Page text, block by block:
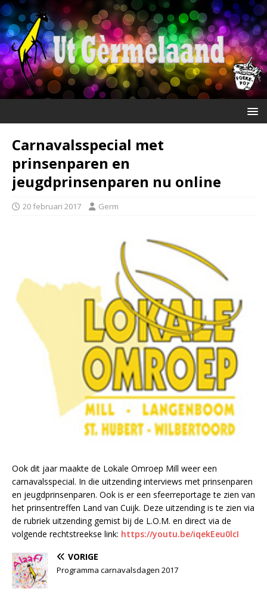
Carnavalsspecial met
prinsenparen en
jeugdprinsenparen nu online
20 februari 2017 Germ
Ook dit jaar maakte de Lokale Omroep Mill weer een
carnavalsspecial. In die uitzending interviews met prinsenparen
en jeugdprinsenparen. Ook is er een sfeerreportage te zien van
het prinsentreffen Land van Cuijk. Deze uitzending is te zien via
de rubriek uitzending gemist bij de L.O.M. en direct via de
volgende rechtstreekse link: https://youtu.be/iqekEeu0lcI
VORIGE
Programma carnavalsdagen 2017